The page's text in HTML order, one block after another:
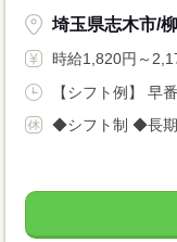
埼玉県志木市/
時給1,820円～
【シフト例】 早
◆シフト制 ◆長期